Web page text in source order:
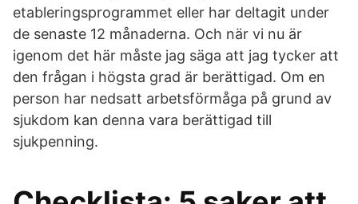
etableringsprogrammet eller har deltagit under
de senaste 12 månaderna. Och när vi nu är
igenom det här måste jag säga att jag tycker att
den frågan i högsta grad är berättigad. Om en
person har nedsatt arbetsförmåga på grund av
sjukdom kan denna vara berättigad till
sjukpenning.